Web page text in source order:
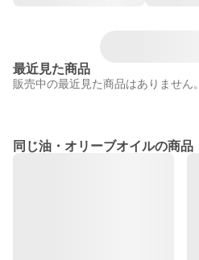
最近見た商品
販売中の最近見た商品はありません。
同じ油・オリーブオイルの商品